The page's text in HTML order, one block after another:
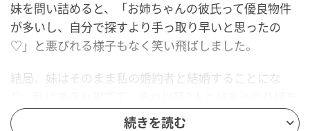
妹を問い詰めると、「お姉ちゃんの彼氏って優良物件
が多いし、自分で探すより手っ取り早いと思ったの
♡」と悪びれる様子もなく笑い飛ばしました。
結局、妹はそのまま私の婚約者と結婚することにな
切っていました。
続きを読む